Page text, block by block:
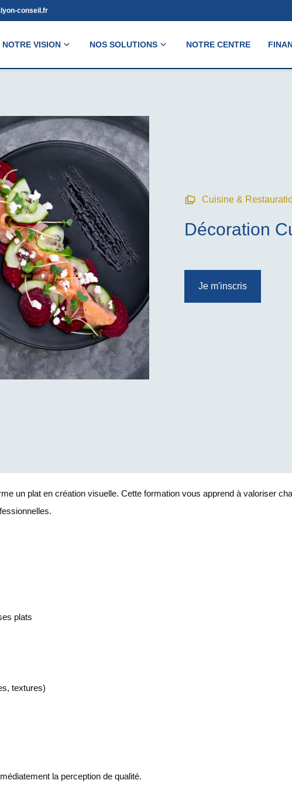
conseil.fr
NOTRE VISION NOS SOLUTIONS NOTRE CENTRE
Cuisine &
Décoration
Je m'inscris
un plat en création visuelle. Cette formation vous apprend à valoriser
plats
textures)
la perception de qualité.